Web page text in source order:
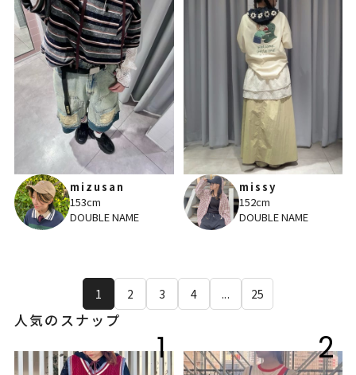
mizusan
153cm
DOUBLE NAME
missy
152cm
DOUBLE NAME
1 2 3 4 ... 25
人気のスナップ
1 2